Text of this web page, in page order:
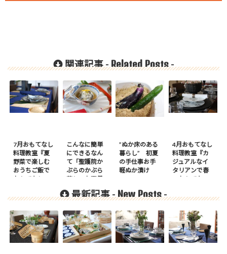
関連記事 -Related Posts-
7月おもてなし
料理教室『夏
野菜で楽しむ
おうちご飯で
おもてなし』
こんなに簡単
にできるなん
て「聖護院か
ぶらのかぶら
蒸し」お正月
レッスンの大
人気メニュー
”ぬか床のある
暮らし” 初夏
の手仕事お手
軽ぬか漬け
4月おもてなし
料理教室『カ
ジュアルなイ
タリアンで春
のおもてな
最新記事 -New Posts-